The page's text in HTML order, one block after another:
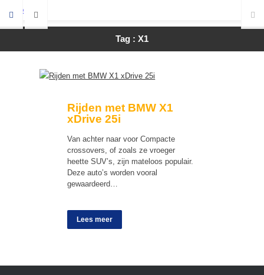
Tag : X1
Rijden met BMW X1
xDrive 25i
Van achter naar voor Compacte
crossovers, of zoals ze vroeger
heette SUV’s, zijn mateloos populair.
Deze auto’s worden vooral
gewaardeerd…
Lees meer